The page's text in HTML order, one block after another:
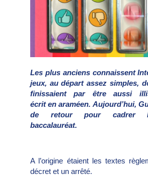
Les plus anciens connaissent
jeux, au départ assez simples,
finissaient par être aussi
écrit en araméen. Aujourd’hui,
de retour pour cadrer
baccalauréat.
A l’origine étaient les textes
décret et un arrêté.